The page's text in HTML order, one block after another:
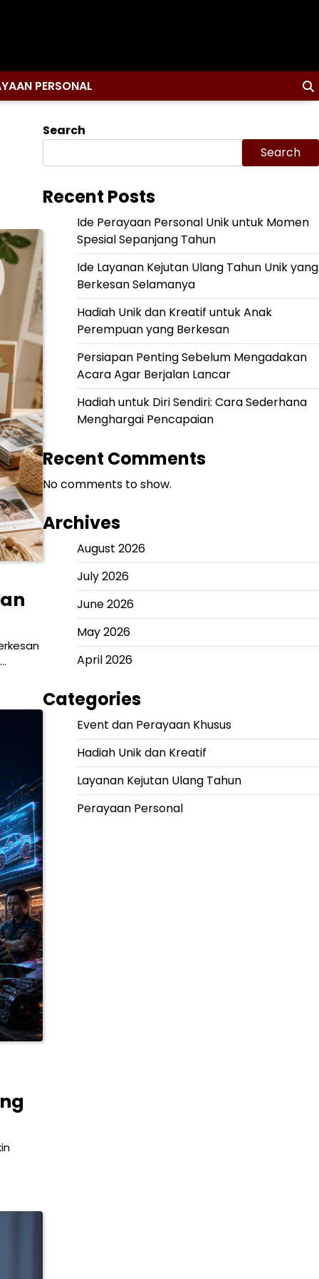
PERSONAL
Search
Search
Recent Posts
Ide Perayaan Personal Unik untuk Momen
Spesial Sepanjang Tahun
Ide Layanan Kejutan Ulang Tahun Unik yang
Berkesan Selamanya
Hadiah Unik dan Kreatif untuk Anak
Perempuan yang Berkesan
Persiapan Penting Sebelum Mengadakan
Acara Agar Berjalan Lancar
Hadiah untuk Diri Sendiri: Cara Sederhana
Menghargai Pencapaian
Recent Comments
No comments to show.
Archives
August 2026
July 2026
June 2026
May 2026
April 2026
Categories
Event dan Perayaan Khusus
Hadiah Unik dan Kreatif
Layanan Kejutan Ulang Tahun
Perayaan Personal